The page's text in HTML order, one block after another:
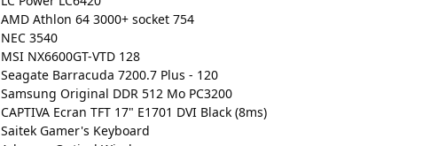
AMD Athlon 64 3000+ socket 754
NEC 3540
MSI NX6600GT-VTD 128
Seagate Barracuda 7200.7 Plus - 120
Samsung Original DDR 512 Mo PC3200
CAPTIVA Ecran TFT 17" E1701 DVI Black (8ms)
Saitek Gamer's Keyboard